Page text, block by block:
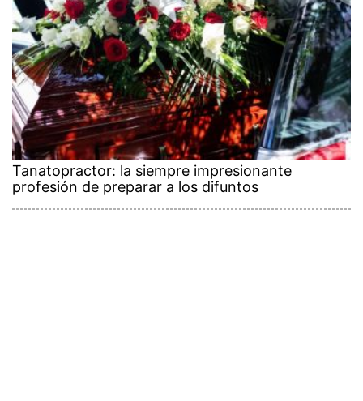
Tanatopractor: la siempre impresionante
profesión de preparar a los difuntos